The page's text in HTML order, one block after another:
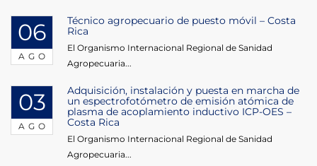
06
AGO
Técnico agropecuario de puesto móvil – Costa
Rica
El Organismo Internacional Regional de Sanidad
Agropecuaria...
03
AGO
Adquisición, instalación y puesta en marcha de
un espectrofotómetro de emisión atómica de
plasma de acoplamiento inductivo ICP-OES –
Costa Rica
El Organismo Internacional Regional de Sanidad
Agropecuaria...